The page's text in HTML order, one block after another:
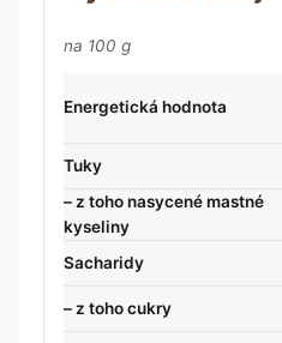
na 100 g
Energetická hodnota
Tuky
– z toho nasycené mastné
kyseliny
Sacharidy
– z toho cukry